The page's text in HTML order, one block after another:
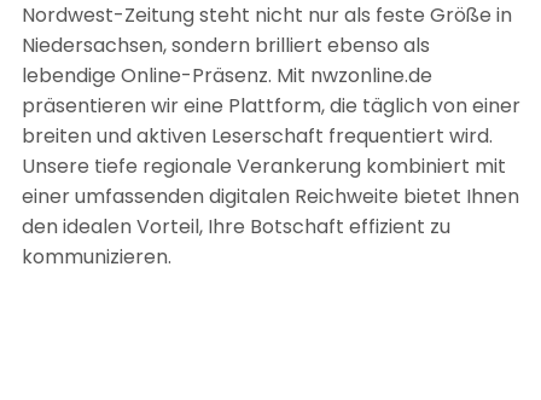
Nordwest-Zeitung steht nicht nur als feste Größe in
Niedersachsen, sondern brilliert ebenso als
lebendige Online-Präsenz. Mit nwzonline.de
präsentieren wir eine Plattform, die täglich von einer
breiten und aktiven Leserschaft frequentiert wird.
Unsere tiefe regionale Verankerung kombiniert mit
einer umfassenden digitalen Reichweite bietet Ihnen
den idealen Vorteil, Ihre Botschaft effizient zu
kommunizieren.